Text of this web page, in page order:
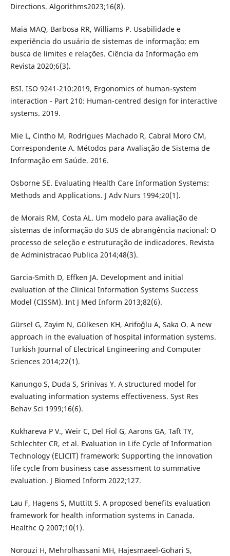
Directions. Algorithms2023;16(8).
Maia MAQ, Barbosa RR, Williams P. Usabilidade e
experiência do usuário de sistemas de informação: em
busca de limites e relações. Ciência da Informação em
Revista 2020;6(3).
BSI. ISO 9241-210:2019, Ergonomics of human-system
interaction - Part 210: Human-centred design for interactive
systems. 2019.
Mie L, Cintho M, Rodrigues Machado R, Cabral Moro CM,
Correspondente A. Métodos para Avaliação de Sistema de
Informação em Saúde. 2016.
Osborne SE. Evaluating Health Care Information Systems:
Methods and Applications. J Adv Nurs 1994;20(1).
de Morais RM, Costa AL. Um modelo para avaliação de
sistemas de informação do SUS de abrangência nacional: O
processo de seleção e estruturação de indicadores. Revista
de Administracao Publica 2014;48(3).
Garcia-Smith D, Effken JA. Development and initial
evaluation of the Clinical Information Systems Success
Model (CISSM). Int J Med Inform 2013;82(6).
Gürsel G, Zayim N, Gülkesen KH, Arifoǧlu A, Saka O. A new
approach in the evaluation of hospital information systems.
Turkish Journal of Electrical Engineering and Computer
Sciences 2014;22(1).
Kanungo S, Duda S, Srinivas Y. A structured model for
evaluating information systems effectiveness. Syst Res
Behav Sci 1999;16(6).
Kukhareva P V., Weir C, Del Fiol G, Aarons GA, Taft TY,
Schlechter CR, et al. Evaluation in Life Cycle of Information
Technology (ELICIT) framework: Supporting the innovation
life cycle from business case assessment to summative
evaluation. J Biomed Inform 2022;127.
Lau F, Hagens S, Muttitt S. A proposed benefits evaluation
framework for health information systems in Canada.
Healthc Q 2007;10(1).
Norouzi H, Mehrolhassani MH, Hajesmaeel-Gohari S,